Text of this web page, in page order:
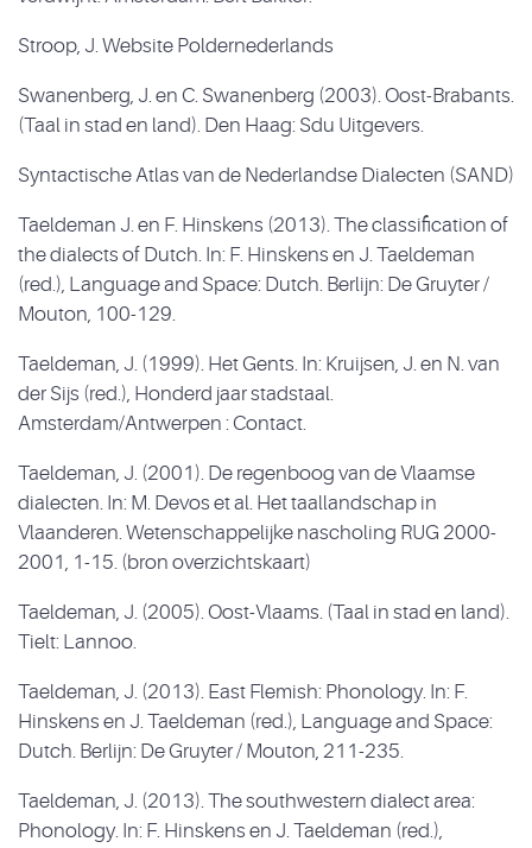
Stroop, J. Website Poldernederlands
Swanenberg, J. en C. Swanenberg (2003). Oost-Brabants.
(Taal in stad en land). Den Haag: Sdu Uitgevers.
Syntactische Atlas van de Nederlandse Dialecten (SAND)
Taeldeman J. en F. Hinskens (2013). The classification of
the dialects of Dutch. In: F. Hinskens en J. Taeldeman
(red.), Language and Space: Dutch. Berlijn: De Gruyter /
Mouton, 100-129.
Taeldeman, J. (1999). Het Gents. In: Kruijsen, J. en N. van
der Sijs (red.), Honderd jaar stadstaal.
Amsterdam/Antwerpen : Contact.
Taeldeman, J. (2001). De regenboog van de Vlaamse
dialecten. In: M. Devos et al. Het taallandschap in
Vlaanderen. Wetenschappelijke nascholing RUG 2000-
2001, 1-15. (bron overzichtskaart)
Taeldeman, J. (2005). Oost-Vlaams. (Taal in stad en land).
Tielt: Lannoo.
Taeldeman, J. (2013). East Flemish: Phonology. In: F.
Hinskens en J. Taeldeman (red.), Language and Space:
Dutch. Berlijn: De Gruyter / Mouton, 211-235.
Taeldeman, J. (2013). The southwestern dialect area:
Phonology. In: F. Hinskens en J. Taeldeman (red.),